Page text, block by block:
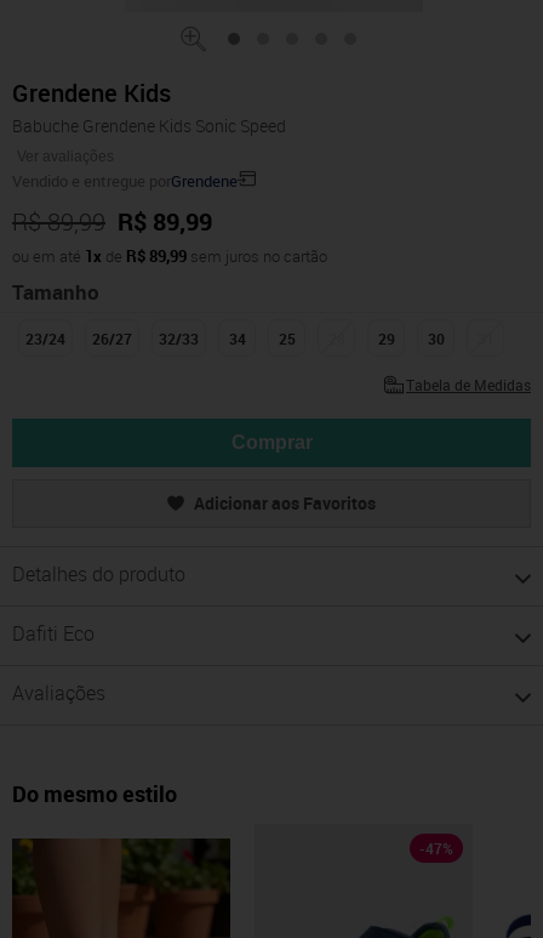
Grendene Kids
Babuche Grendene Kids Sonic Speed
Ver avaliações
Vendido e entregue porGrendene
R$ 89,99 R$ 89,99
ou em até 1x de R$ 89,99 sem juros no cartão
Tamanho
23/24 26/27 32/33 34 25 29 30
Tabela de Medidas
Comprar
Adicionar aos Favoritos
Detalhes do produto
Dafiti Eco
Avaliações
Do mesmo estilo
-47%